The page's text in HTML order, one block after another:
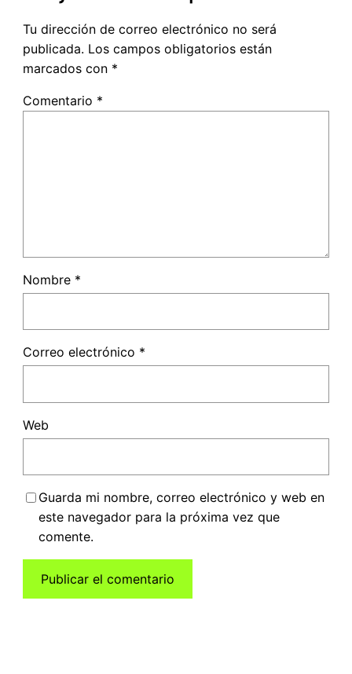
Tu dirección de correo electrónico no será
publicada. Los campos obligatorios están
marcados con *
Comentario *
Nombre *
Correo electrónico *
Web
Guarda mi nombre, correo electrónico y web en
este navegador para la próxima vez que
comente.